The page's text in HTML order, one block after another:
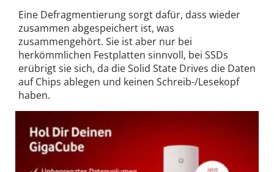
Eine Defragmentierung sorgt dafür, dass wieder
zusammen abgespeichert ist, was
zusammengehört. Sie ist aber nur bei
herkömmlichen Festplatten sinnvoll, bei SSDs
erübrigt sie sich, da die Solid State Drives die Daten
auf Chips ablegen und keinen Schreib-/Lesekopf
haben.